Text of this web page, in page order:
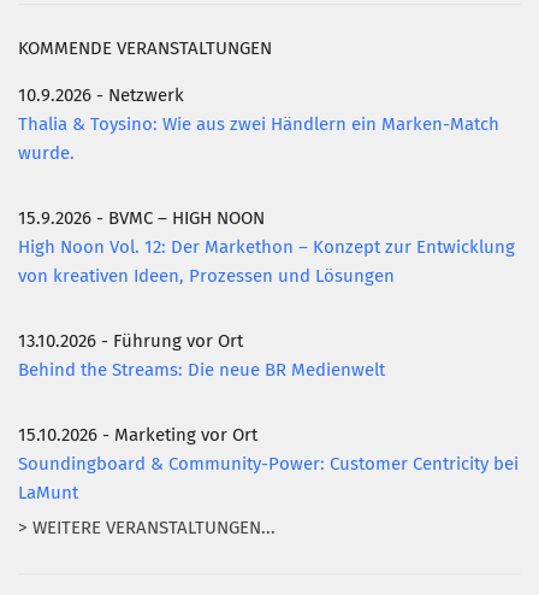
KOMMENDE VERANSTALTUNGEN
10.9.2026 - Netzwerk
Thalia & Toysino: Wie aus zwei Händlern ein Marken-Match
wurde.
15.9.2026 - BVMC – HIGH NOON
High Noon Vol. 12: Der Markethon – Konzept zur Entwicklung
von kreativen Ideen, Prozessen und Lösungen
13.10.2026 - Führung vor Ort
Behind the Streams: Die neue BR Medienwelt
15.10.2026 - Marketing vor Ort
Soundingboard & Community-Power: Customer Centricity bei
LaMunt
> WEITERE VERANSTALTUNGEN...